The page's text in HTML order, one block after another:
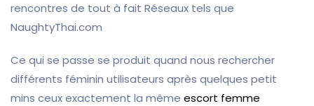
rencontres de tout à fait Réseaux tels que
NaughtyThai.com
Ce qui se passe se produit quand nous rechercher
différents féminin utilisateurs après quelques petit
mins ceux exactement la même escort femme